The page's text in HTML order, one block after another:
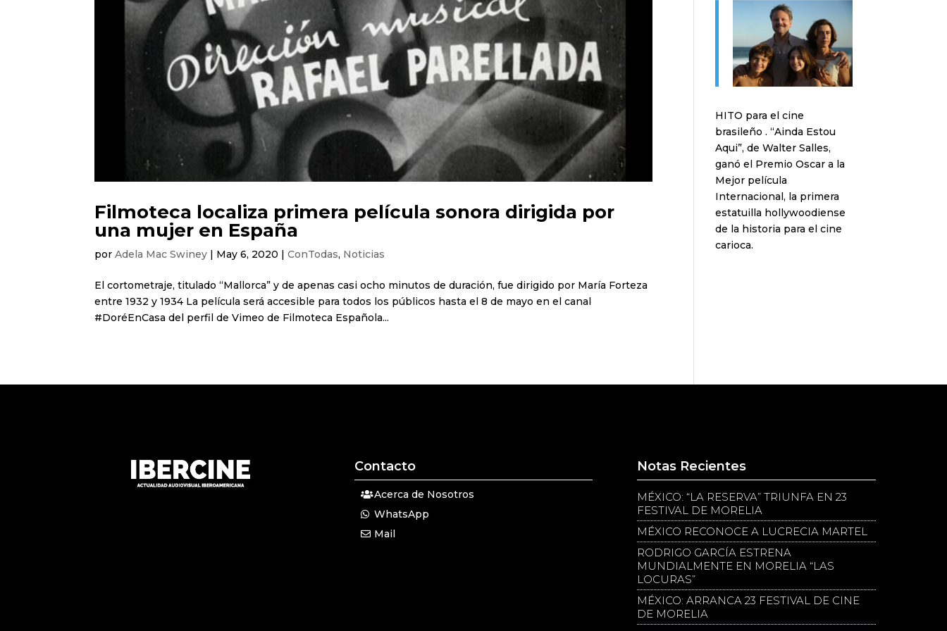
Filmoteca localiza primera película sonora dirigida por
una mujer en España
porAdela Mac Swiney | May 6, 2020 |ConTodas, Noticias
El cortometraje, titulado “Mallorca” y de apenas casi ocho minutos de duración, fue dirigido por María Forteza
entre 1932 y 1934 La película será accesible para todos los públicos hasta el 8 de mayo en el canal
#DoréEnCasa del perfil de Vimeo de Filmoteca Española...
HITO para el cine
brasileño . “Ainda Estou
Aqui”, de Walter Salles,
ganó el Premio Oscar a la
Mejor película
Internacional, la primera
estatuilla hollywoodiense
de la historia para el cine
carioca.
Contacto
Acerca de Nosotros
WhatsApp
Mail
Notas Recientes
MÉXICO: “LA RESERVA” TRIUNFA EN 23
FESTIVAL DE MORELIA
MÉXICO RECONOCE A LUCRECIA MARTEL
RODRIGO GARCÍA ESTRENA
MUNDIALMENTE EN MORELIA “LAS
LOCURAS”
MÉXICO: ARRANCA 23 FESTIVAL DE CINE
DE MORELIA